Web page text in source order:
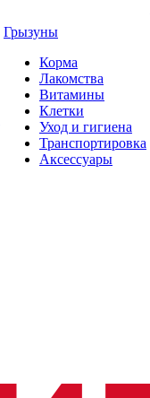
Грызуны
Корма
Лакомства
Витамины
Клетки
Уход и гигиена
Транспортировка
Аксессуары